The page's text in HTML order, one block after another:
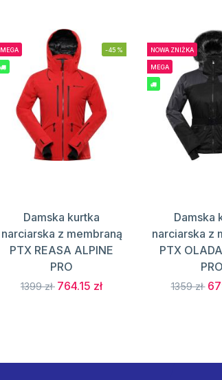
MEGA -45%
Damska kurtka
narciarska z membraną
PTX REASA ALPINE
PRO
1399 zł 764.15 zł
NOWA ZNIŻKA
MEGA
Damska
narciarska z
PTX
PRO
1359 zł